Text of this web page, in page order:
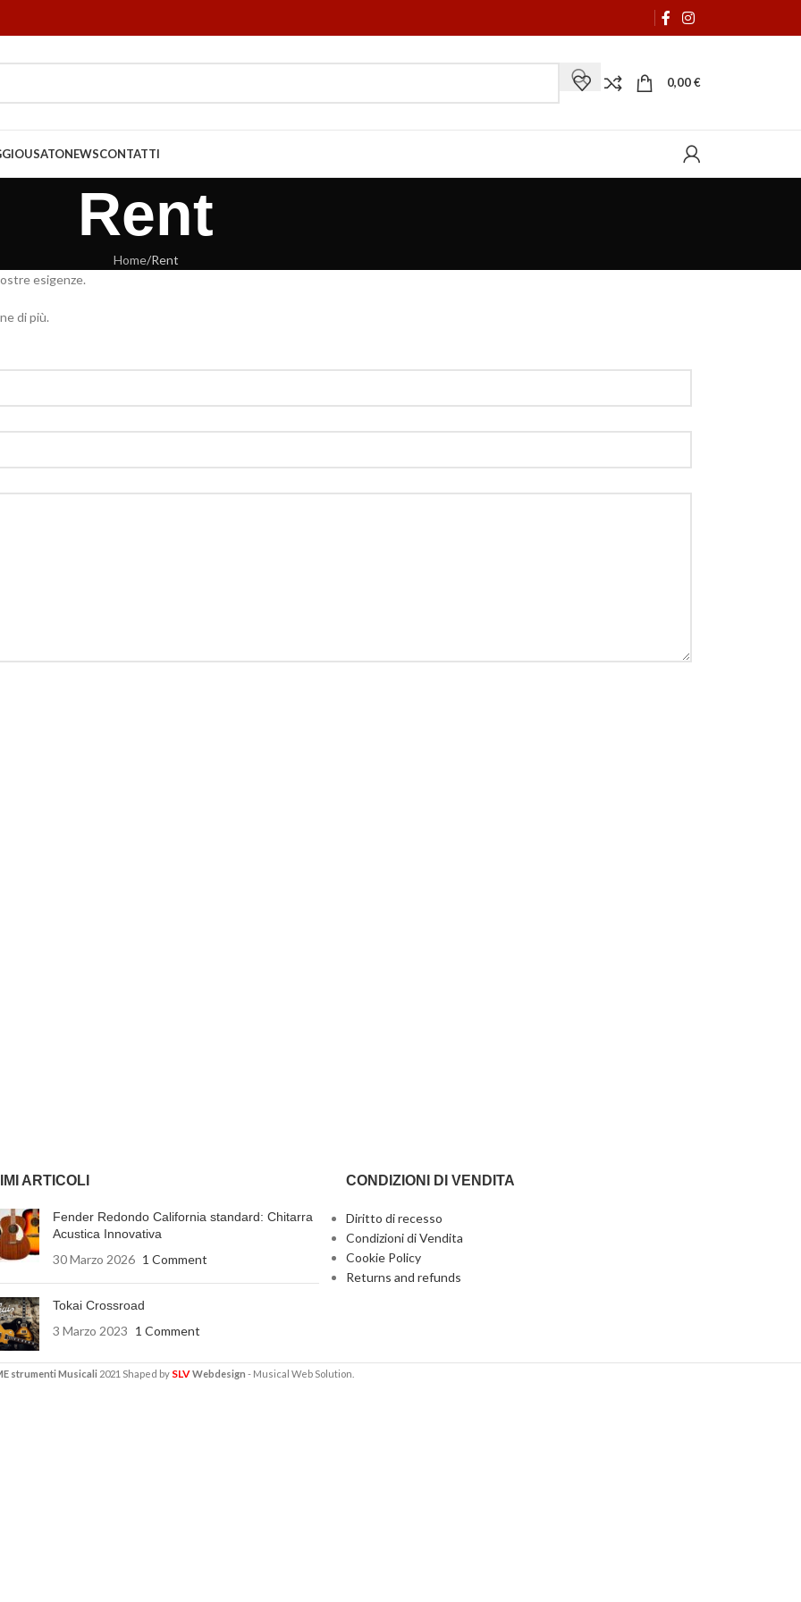
0,00€
USATONEWSCONTATTI
Rent
Home Rent
esigenze.
di più.
ARTICOLI
Fender Redondo California standard: Chitarra
Acustica Innovativa
30 Marzo 2026 1 Comment
Tokai Crossroad
3 Marzo 2023 1 Comment
CONDIZIONI DI VENDITA
Diritto di recesso
Condizioni di Vendita
Cookie Policy
Returns and refunds
strumenti Musicali 2021 Shaped by SLVWebdesign - Musical Web Solution.